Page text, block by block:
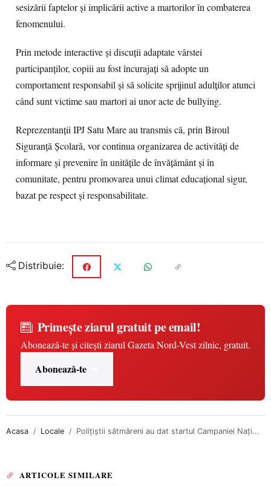
sesizării faptelor și implicării active a martorilor în combaterea
fenomenului.
Prin metode interactive și discuții adaptate vârstei
participanților, copiii au fost încurajați să adopte un
comportament responsabil și să solicite sprijinul adulților atunci
când sunt victime sau martori ai unor acte de bullying.
Reprezentanții IPJ Satu Mare au transmis că, prin Biroul
Siguranță Școlară, vor continua organizarea de activități de
informare și prevenire în unitățile de învățământ și în
comunitate, pentru promovarea unui climat educațional sigur,
bazat pe respect și responsabilitate.
Distribuie:
Primește ziarul gratuit pe email!
Abonează-te și citești ziarul Gazeta Nord-Vest zilnic, gratuit.
Abonează-te
Acasa Locale Polițiștii sătmăreni au dat startul Campaniei Nați...
ARTICOLE SIMILARE